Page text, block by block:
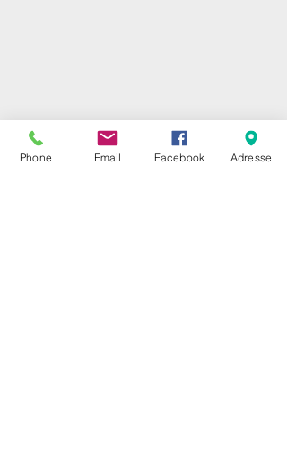
Phone Email Facebook Adresse